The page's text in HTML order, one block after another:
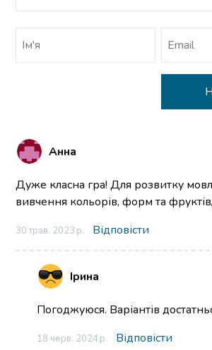
Анна
Дуже класна гра! Для розвитку
вивчення кольорів, форм та
30 трав. 2023 р. Відповісти
Ірина
Погоджуюся. Варіантів
18 черв. 2024 р. Відповісти